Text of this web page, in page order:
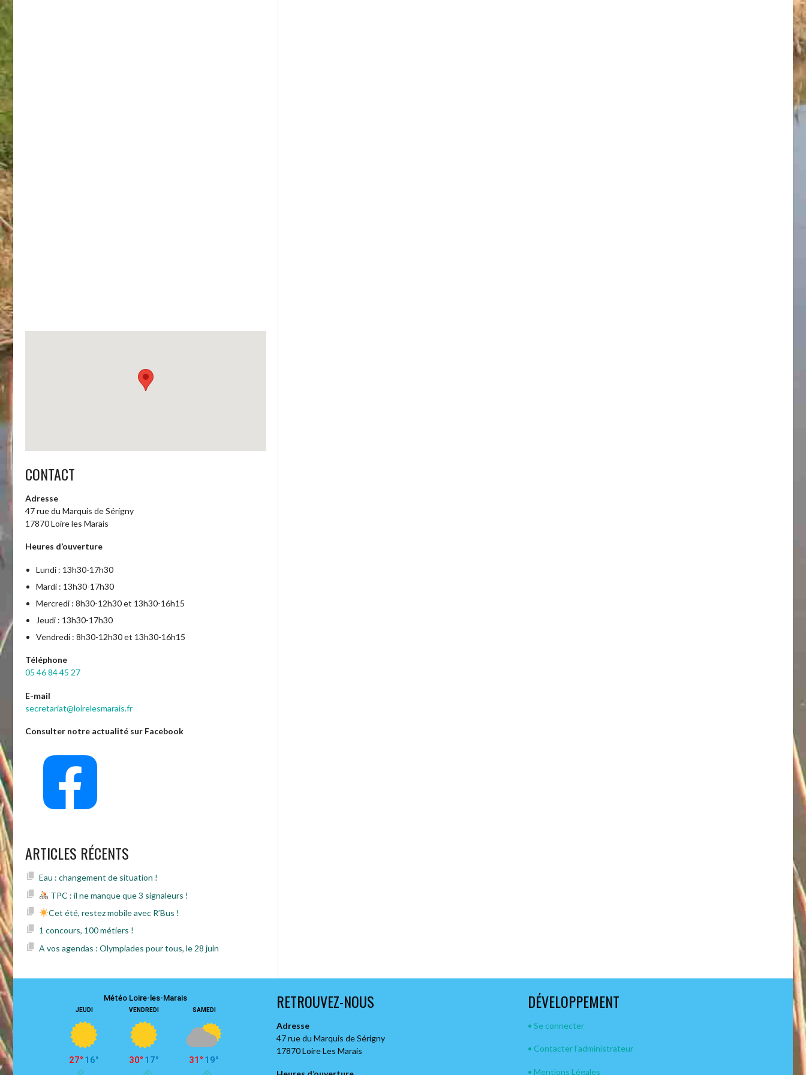
CONTACT
Adresse
47 rue du Marquis de Sérigny
17870 Loire les Marais
Heures d’ouverture
Lundi : 13h30-17h30
Mardi : 13h30-17h30
Mercredi : 8h30-12h30 et 13h30-16h15
Jeudi : 13h30-17h30
Vendredi : 8h30-12h30 et 13h30-16h15
Téléphone
05 46 84 45 27
E-mail
secretariat@loirelesmarais.fr
Consulter notre actualité sur Facebook
ARTICLES RÉCENTS
Eau : changement de situation !
TPC : il ne manque que 3 signaleurs !
Cet été, restez mobile avec R’Bus !
1 concours, 100 métiers !
A vos agendas : Olympiades pour tous, le 28 juin
RETROUVEZ-NOUS
Adresse
47 rue du Marquis de Sérigny
17870 Loire Les Marais
DÉVELOPPEMENT
• Se connecter
• Contacter l’administrateur
• Mentions Légales